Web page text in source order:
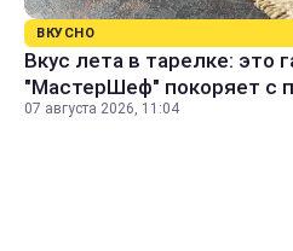
ВКУСНО
Вкус лета в тарелке: это
"МастерШеф" покоряет с
07 августа 2026, 11:04